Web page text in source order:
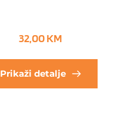
32,00KM
Prikaži detalje